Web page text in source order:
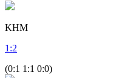
KHM
1 :2
(0:1 1:1 0:0)